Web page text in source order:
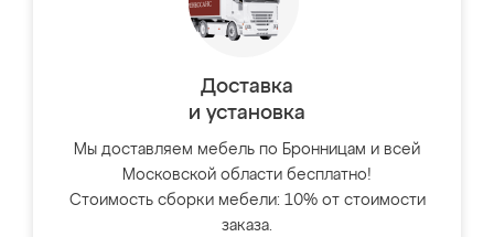
Доставка
и установка
Мы доставляем мебель по Бронницам и всей
Московской области бесплатно!
Стоимость сборки мебели: 10% от стоимости
заказа.